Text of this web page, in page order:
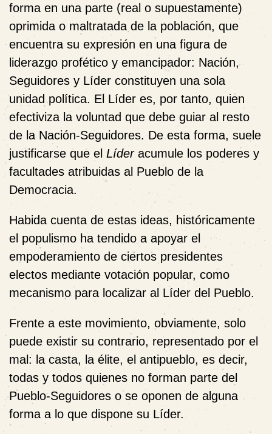
forma en una parte (real o supuestamente)
oprimida o maltratada de la población, que
encuentra su expresión en una figura de
liderazgo profético y emancipador: Nación,
Seguidores y Líder constituyen una sola
unidad política. El Líder es, por tanto, quien
efectiviza la voluntad que debe guiar al resto
de la Nación-Seguidores. De esta forma, suele
justificarse que el Líderacumule los poderes y
facultades atribuidas al Pueblo de la
Democracia.
Habida cuenta de estas ideas, históricamente
el populismo ha tendido a apoyar el
empoderamiento de ciertos presidentes
electos mediante votación popular, como
mecanismo para localizar al Líder del Pueblo.
Frente a este movimiento, obviamente, solo
puede existir su contrario, representado por el
mal: la casta, la élite, el antipueblo, es decir,
todas y todos quienes no forman parte del
Pueblo-Seguidores o se oponen de alguna
forma a lo que dispone su Líder.